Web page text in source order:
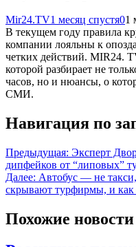
Mir24.TV1 месяц спустя01
В текущем году правила
компании лояльны к
четких действий. MIR24.
которой разбирает не
часов, но и нюансы, о
СМИ.
Навигация по
Предыдущая: Эксперт
дипфейков от “липовых”
Далее: Автобус — не
скрывают турфирмы, и как
Похожие новости